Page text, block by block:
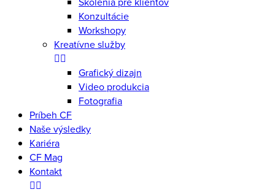
Konzultácie
Workshopy
Kreatívne služby
Grafický dizajn
Video produkcia
Fotografia
Príbeh CF
Naše výsledky
Kariéra
CF Mag
Kontakt